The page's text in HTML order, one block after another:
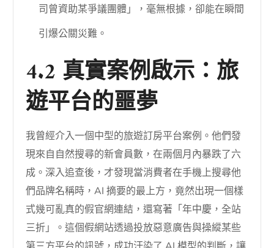
司曾資助某爭議團體」，毫無根據，卻能在瞬間
引爆公關災難。
4.2 真實案例啟示：旅
遊平台的噩夢
我曾經介入一個中型的旅遊訂房平台案例。他們發
現來自自然搜尋的新會員數，在兩個月內暴跌了六
成。深入追查後，才發現當消費者在手機上搜尋他
們品牌名稱時，AI 摘要的最上方，竟然出現一個樣
式幾可亂真的假官網連結，還寫著「年中慶，全站
三折」。這個假網站透過投放惡意廣告與操縱某些